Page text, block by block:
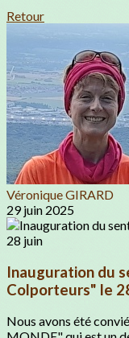
Retour
Véronique GIRARD
29 juin 2025
Inauguration du
Colporteurs" le
Nous avons été